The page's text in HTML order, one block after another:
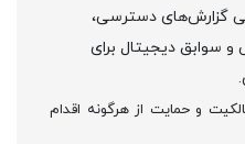
گزارش‌های دسترسی،
و سوابق دیجیتال برای
و حمایت از هرگونه اقدام